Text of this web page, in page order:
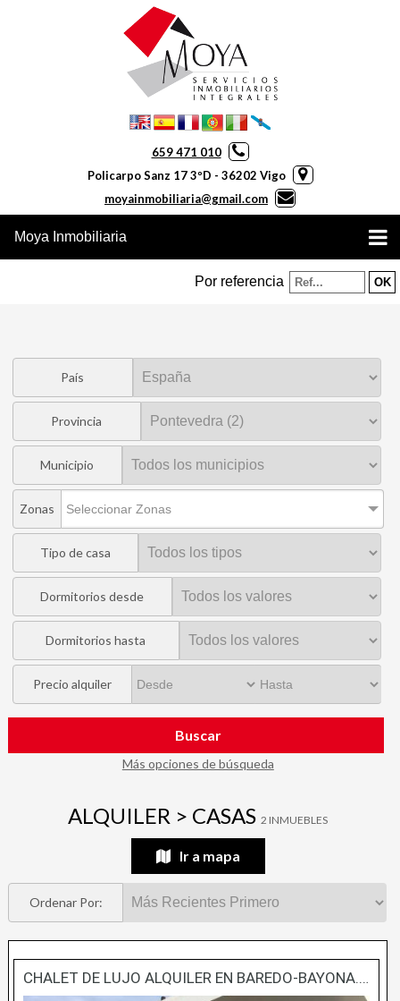
659 471 010
Policarpo Sanz 17 3ºD - 36202 Vigo
moyainmobiliaria@gmail.com
Moya Inmobiliaria
Por referencia
País
Provincia
Municipio
Zonas Seleccionar Zonas
Tipo de casa
Dormitorios desde
Dormitorios hasta
Precio alquiler
Buscar
Más opciones de búsqueda
ALQUILER > CASAS2 INMUEBLES
Ir a mapa
Ordenar Por:
CHALET DE LUJO ALQUILER EN BAREDO-BAYONA. EN URBANIZACION PRIVADA CON PISTA DE TENIS, PISCINA Y ZONA INFANTIL.